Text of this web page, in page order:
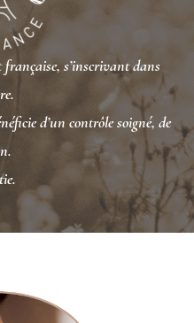
s’inscrivant dans
d’un contrôle soigné, de